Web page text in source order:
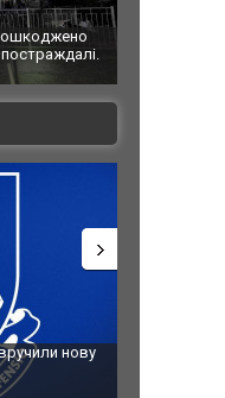
Українські надзвичайники
під час ліквідації масштабної
Франції
Сили оборони уразили
губернатор регіону заявив
атаку. ВІДЕО